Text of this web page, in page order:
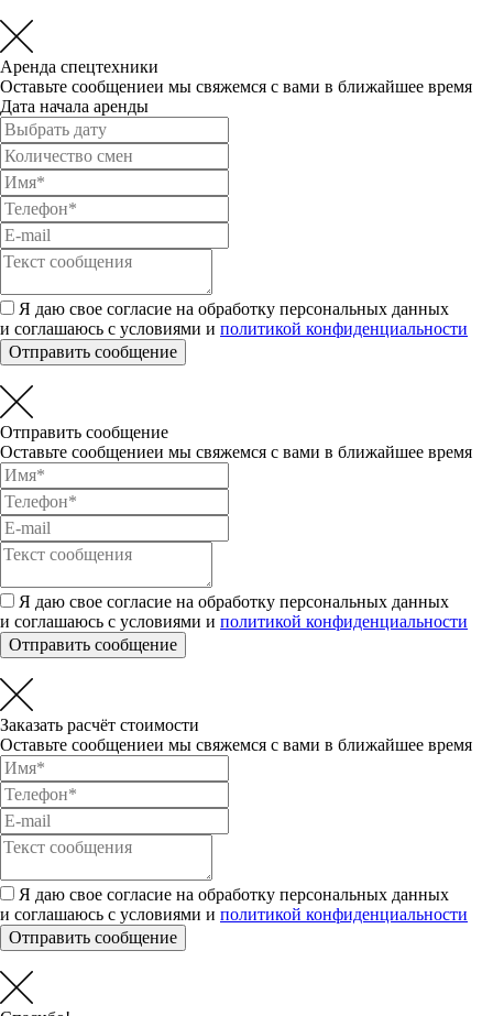
Аренда спецтехники
Оставьте сообщениеи мы свяжемся с вами в ближайшее время
Дата начала аренды
Я даю свое согласие на обработку персональных данных
и соглашаюсь с условиями и политикой конфиденциальности
Отправить сообщение
Отправить сообщение
Оставьте сообщениеи мы свяжемся с вами в ближайшее время
Я даю свое согласие на обработку персональных данных
и соглашаюсь с условиями и политикой конфиденциальности
Отправить сообщение
Заказать расчёт стоимости
Оставьте сообщениеи мы свяжемся с вами в ближайшее время
Я даю свое согласие на обработку персональных данных
и соглашаюсь с условиями и политикой конфиденциальности
Отправить сообщение